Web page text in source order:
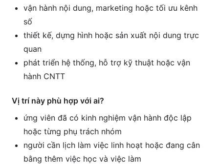
vận hành nội dung, marketing hoặc tối ưu kênh
số
thiết kế, dựng hình hoặc sản xuất nội dung trực
quan
phát triển hệ thống, hỗ trợ kỹ thuật hoặc vận
hành CNTT
Vị trí này phù hợp với ai?
ứng viên đã có kinh nghiệm vận hành độc lập
hoặc từng phụ trách nhóm
người cần lịch làm việc linh hoạt hoặc đang cân
bằng thêm việc học và việc làm